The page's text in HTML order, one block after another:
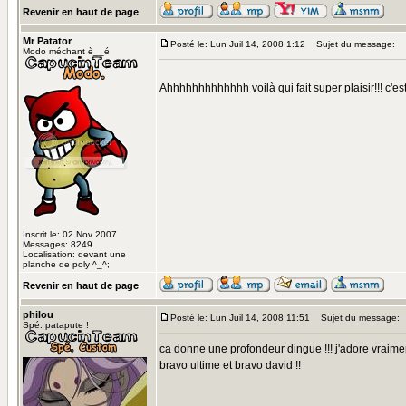
Revenir en haut de page
Mr Patator
Modo méchant è__é
Inscrit le: 02 Nov 2007
Messages: 8249
Localisation: devant une
planche de poly ^_^;
Posté le: Lun Juil 14, 2008 1:12 Sujet du message:
Ahhhhhhhhhhhhh voilà qui fait super plaisir!!!
Revenir en haut de page
philou
Spé. patapute !
Posté le: Lun Juil 14, 2008 11:51 Sujet du message:
ca donne une profondeur dingue !!! j'adore
bravo ultime et bravo david !!